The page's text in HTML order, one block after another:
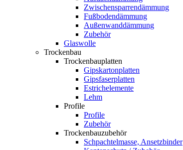
Zwischensparrendämmung
Fußbodendämmung
Außenwanddämmung
Zubehör
Glaswolle
Trockenbau
Trockenbauplatten
Gipskartonplatten
Gipsfaserplatten
Estrichelemente
Lehm
Profile
Profile
Zubehör
Trockenbauzubehör
Schpachtelmasse, Ansetzbinder